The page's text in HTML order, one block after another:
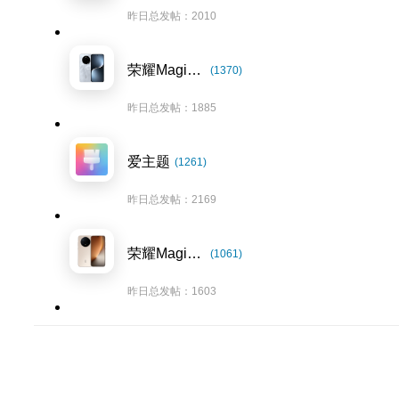
昨日总发帖：2010
荣耀Magic7系列 (1370)
昨日总发帖：1885
爱主题 (1261)
昨日总发帖：2169
荣耀Magic8系列 (1061)
昨日总发帖：1603